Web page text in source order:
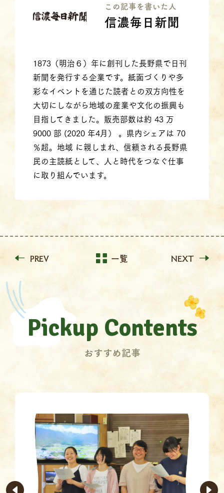
この記事を書いた⼈
信濃毎日新聞
1873（明治６）年に創刊した長野県で日刊
新聞を発行する企業です。紙面づくりや多
彩なイベントを通じた読者との双方向性を
大切にしながら地域の産業や文化の振興も
目指してきました。販売部数は約 43 万
9000 部 (2020 年4月） 。県内シェアは 70
％超。地域 に親しまれ、信頼される長野県
民の主読紙として、人と時代をつなぐ仕事
に取り組んでいます。
PREV NEXT
一覧
Pickup Contents
おすすめ記事